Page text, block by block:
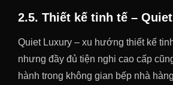
2.5. Thiết kế tinh tế –
Quiet Luxury – xu hướng thiết kế
nhưng đầy đủ tiện nghi cao cấp
hành trong không gian bếp nhà